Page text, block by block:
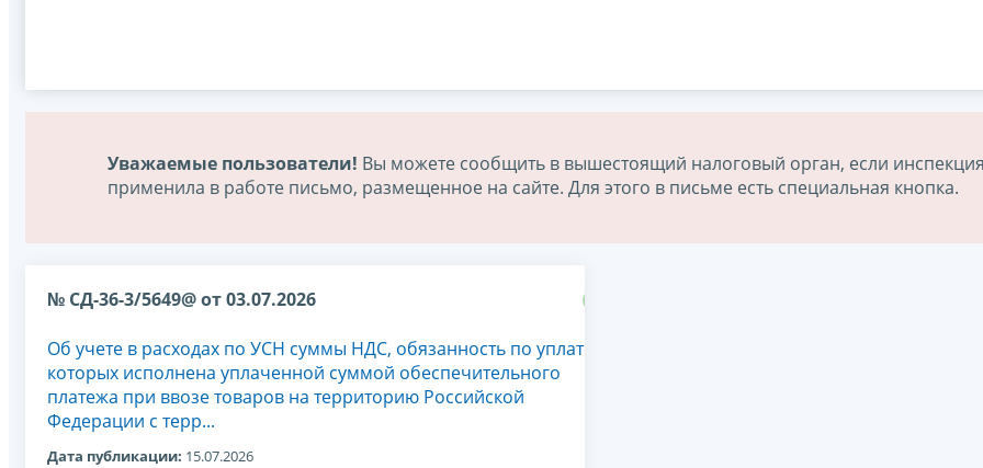
Уважаемые пользователи! Вы можете сообщить в вышестоящий налоговый орган, если
применила в работе письмо, размещенное на сайте. Для этого в письме есть специальная кнопка.
№ СД-36-3/5649@ от 03.07.2026
Об учете в расходах по УСН суммы НДС, обязанность по уплате
которых исполнена уплаченной суммой обеспечительного
платежа при ввозе товаров на территорию Российской
Федерации с терр...
Дата публикации: 15.07.2026